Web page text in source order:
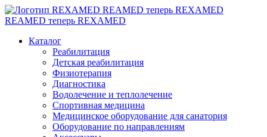
REAMED теперь REXAMED
REAMED теперь REXAMED
Каталог
Реабилитация
Детская реабилитация
Физиотерапия
Диагностика
Водолечение и теплолечение
Спортивная медицина
Медицинское оборудование для санатория
Оборудование по направлениям